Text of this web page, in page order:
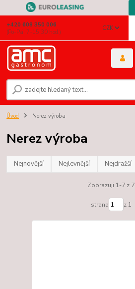
CZK
+420 608 350 006
(Po-Pá, 7-15.30 hod.)
Úvod Nerez výroba
Nerez výroba
Nejnovější Nejlevnější Nejdražší
Zobrazuji 1-7 z 7
strana z 1